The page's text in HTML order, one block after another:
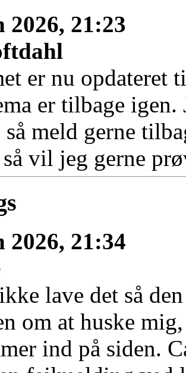
2026, 21:23
er nu opdateret
er tilbage
meld gerne
vil jeg gerne
2026, 21:34
lave det så
om at huske
ind på siden.